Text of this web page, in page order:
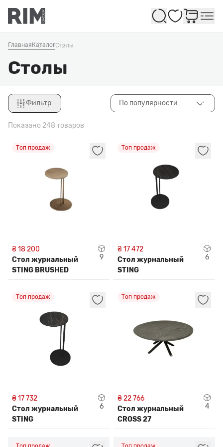
Избранное
Главная КаталогСтолы
Столы
Фильтр
Закрыть
По популярности
Показано 248 товаров
Топ продаж
₴ 18 200
Стол журнальный
STING BRUSHED
9
Топ продаж
₴ 17 472
Стол журнальный
STING
6
Топ продаж
₴ 17 732
Стол журнальный
STING
6
Топ продаж
₴ 22 766
Стол журнальный
CROSS 27
4